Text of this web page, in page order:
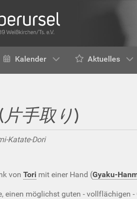
Kalender Aktuelles
片手取り)
Katate-Dori
von Tori mit einer Hand (Gyaku-
einen möglichst guten -